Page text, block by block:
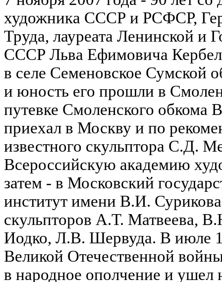
художника СССР и РСФСР,
Труда, лауреата Ленинской и
СССР Льва Ефимовича
в селе Семеновское Сумской
и юность его прошли в
путевке Смоленского
приехал в Москву и по
известного скульптора С.Д.
Всероссийскую академию
затем - в Московский
институт имени В.И.
скульпторов А.Т. Матвеева,
Иодко, Л.В. Шервуда. В июле
Великой Отечественной
в народное ополчение и